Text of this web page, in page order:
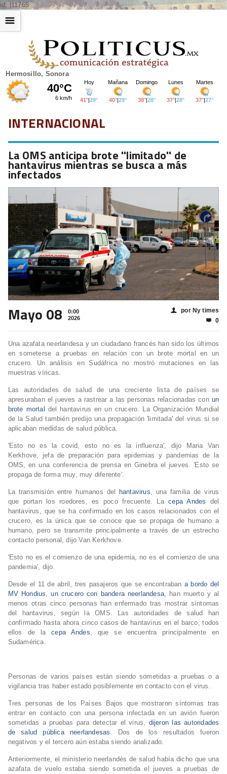
id: |11765
Hermosillo, Sonora
☰
INTERNACIONAL
La OMS anticipa brote ''limitado'' de
hantavirus mientras se busca a más
infectados
Mayo 08
0:00
2026
👤 por Ny times
 0
Una azafata neerlandesa y un ciudadano francés han sido los últimos
en someterse a pruebas en relación con un brote mortal en un
crucero. Un análisis en Sudáfrica no mostró mutaciones en las
muestras víricas.
Las autoridades de salud de una creciente lista de países se
apresuraban el jueves a rastrear a las personas relacionadas con un
brote mortal del hantavirus en un crucero. La Organización Mundial
de la Salud también predijo una propagación 'limitada' del virus si se
aplicaban medidas de salud pública.
'Esto no es la covid, esto no es la influenza', dijo Maria Van
Kerkhove, jefa de preparación para epidemias y pandemias de la
OMS, en una conferencia de prensa en Ginebra el jueves. 'Esto se
propaga de forma muy, muy diferente'.
La transmisión entre humanos del hantavirus, una familia de virus
que portan los roedores, es poco frecuente. La cepa Andes
del
hantavirus, que se ha confirmado en los casos relacionados con el
crucero, es la única que se conoce que se propaga de humano a
humano, pero se transmite principalmente a través de un estrecho
contacto personal, dijo Van Kerkhove.
'Esto no es el comienzo de una epidemia, no es el comienzo de una
pandemia', dijo.
Desde el 11 de abril, tres pasajeros que se encontraban a bordo del
MV Hondius, un crucero con bandera neerlandesa, han muerto y al
menos otras cinco personas han enfermado tras mostrar síntomas
del hantavirus, según la OMS. Las autoridades de salud han
confirmado hasta ahora cinco casos de hantavirus en el barco, todos
ellos de la
cepa Andes, que se encuentra principalmente en
Sudamérica.
Personas de varios países están siendo sometidas a pruebas o a
vigilancia tras haber estado posiblemente en contacto con el virus.
Tres personas de los Países Bajos que mostraron síntomas tras
entrar en contacto con una persona infectada en un avión fueron
sometidas a pruebas para detectar el virus, dijeron las autoridades
de salud pública neerlandesas. Dos de los resultados fueron
negativos y el tercero aún estaba siendo analizado.
Anteriormente, el ministerio neerlandés de salud había dicho que una
azafata de vuelo estaba siendo sometida el jueves a pruebas de